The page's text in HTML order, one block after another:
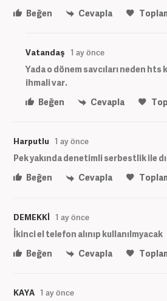
Beğen
Cevapla
Vatandaş 1 ay önce
Yada o dönem savcıları neden hts
ihmali var.
Beğen
Cevapla
Harputlu 1 ay önce
Pek yakında denetimli serbestlik ile
Beğen
Cevapla
DEMEKKİ 1 ay önce
İkinci el telefon alınıp kullanılmyacak
Beğen
Cevapla
KAYA 1 ay önce